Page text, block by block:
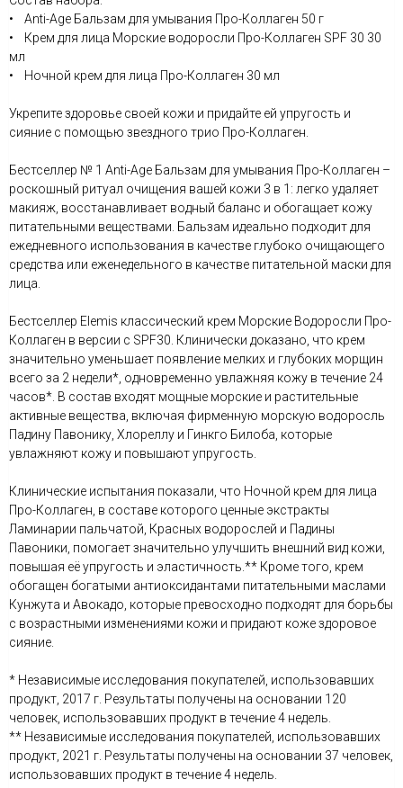
• Anti-Age Бальзам для умывания Про-Коллаген 50 г
• Крем для лица Морские водоросли Про-Коллаген SPF 30 30
мл
• Ночной крем для лица Про-Коллаген 30 мл
Укрепите здоровье своей кожи и придайте ей упругость и
сияние с помощью звездного трио Про-Коллаген.
Бестселлер № 1 Anti-Age Бальзам для умывания Про-Коллаген –
роскошный ритуал очищения вашей кожи 3 в 1: легко удаляет
макияж, восстанавливает водный баланс и обогащает кожу
питательными веществами. Бальзам идеально подходит для
ежедневного использования в качестве глубоко очищающего
средства или еженедельного в качестве питательной маски для
лица.
Бестселлер Elemis классический крем Морские Водоросли Про-
Коллаген в версии с SPF30. Клинически доказано, что крем
значительно уменьшает появление мелких и глубоких морщин
всего за 2 недели*, одновременно увлажняя кожу в течение 24
часов*. В состав входят мощные морские и растительные
активные вещества, включая фирменную морскую водоросль
Падину Павонику, Хлореллу и Гинкго Билоба, которые
увлажняют кожу и повышают упругость.
Клинические испытания показали, что Ночной крем для лица
Про-Коллаген, в составе которого ценные экстракты
Ламинарии пальчатой, Красных водорослей и Падины
Павоники, помогает значительно улучшить внешний вид кожи,
повышая её упругость и эластичность.** Кроме того, крем
обогащен богатыми антиоксидантами питательными маслами
Кунжута и Авокадо, которые превосходно подходят для борьбы
с возрастными изменениями кожи и придают коже здоровое
сияние.
* Независимые исследования покупателей, использовавших
продукт, 2017 г. Результаты получены на основании 120
человек, использовавших продукт в течение 4 недель.
** Независимые исследования покупателей, использовавших
продукт, 2021 г. Результаты получены на основании 37 человек,
использовавших продукт в течение 4 недель.